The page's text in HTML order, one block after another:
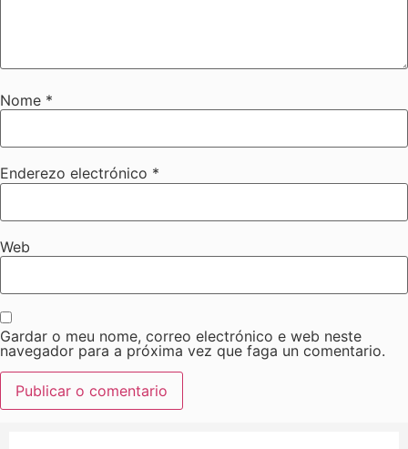
Nome *
Enderezo electrónico *
Web
Gardar o meu nome, correo electrónico e web neste
navegador para a próxima vez que faga un comentario.